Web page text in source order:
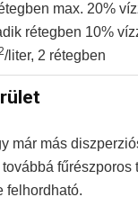
max. 20%
rétegben 10%
/liter, 2 rétegben
már más
fűrészporos
felhordható.